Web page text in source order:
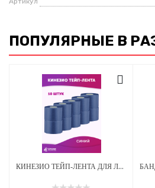
ПОПУЛЯРНЫЕ В
КИНЕЗИО ТЕЙП-ЛЕНТА ДЛЯ ЛИЦА И ТЕЛА 5 СМ Х 5М СИНИЙ - 10 ШТ